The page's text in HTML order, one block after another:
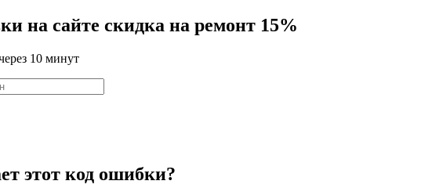
на сайте скидка на ремонт 15%
10 минут
этот код ошибки?